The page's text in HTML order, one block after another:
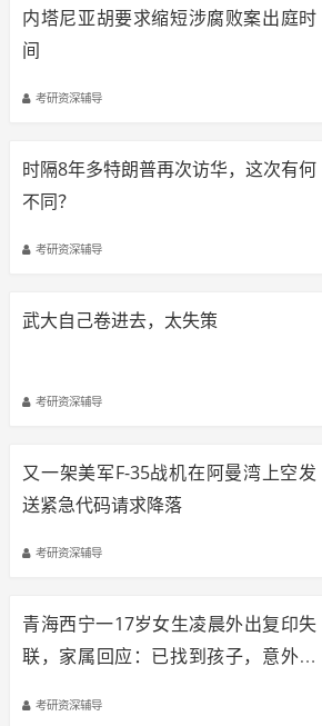
内塔尼亚胡要求缩短涉腐败案出庭时
间
考研资深辅导
时隔8年多特朗普再次访华，这次有何
不同？
考研资深辅导
武大自己卷进去，太失策
考研资深辅导
又一架美军F-35战机在阿曼湾上空发
送紧急代码请求降落
考研资深辅导
青海西宁一17岁女生凌晨外出复印失
联，家属回应：已找到孩子，意外溺
考研资深辅导